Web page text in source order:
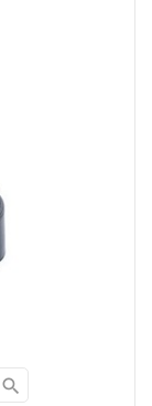
search